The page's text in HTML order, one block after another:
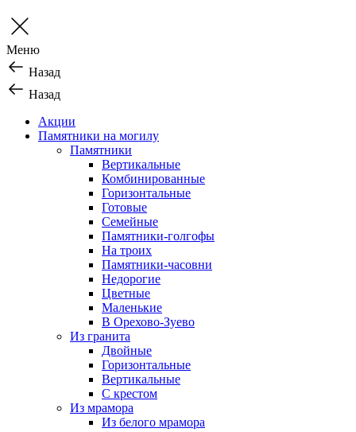
Меню
Назад
Назад
Акции
Памятники на могилу
Памятники
Вертикальные
Комбинированные
Горизонтальные
Готовые
Семейные
Памятники-голгофы
На троих
Памятники-часовни
Недорогие
Цветные
Маленькие
В Орехово-Зуево
Из гранита
Двойные
Горизонтальные
Вертикальные
С крестом
Из мрамора
Из белого мрамора